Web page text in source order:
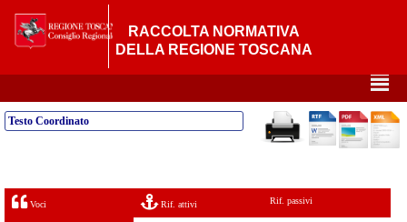
RACCOLTA NORMATIVA
DELLA REGIONE TOSCANA
²
Testo Coordinato
Voci Rif. attivi Rif. passivi